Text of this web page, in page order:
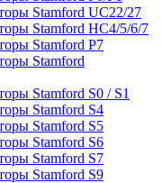
Stamford UC22/27
Stamford HC4/5/6/7
Stamford P7
Stamford
Stamford S0 / S1
Stamford S4
Stamford S5
Stamford S6
Stamford S7
Stamford S9